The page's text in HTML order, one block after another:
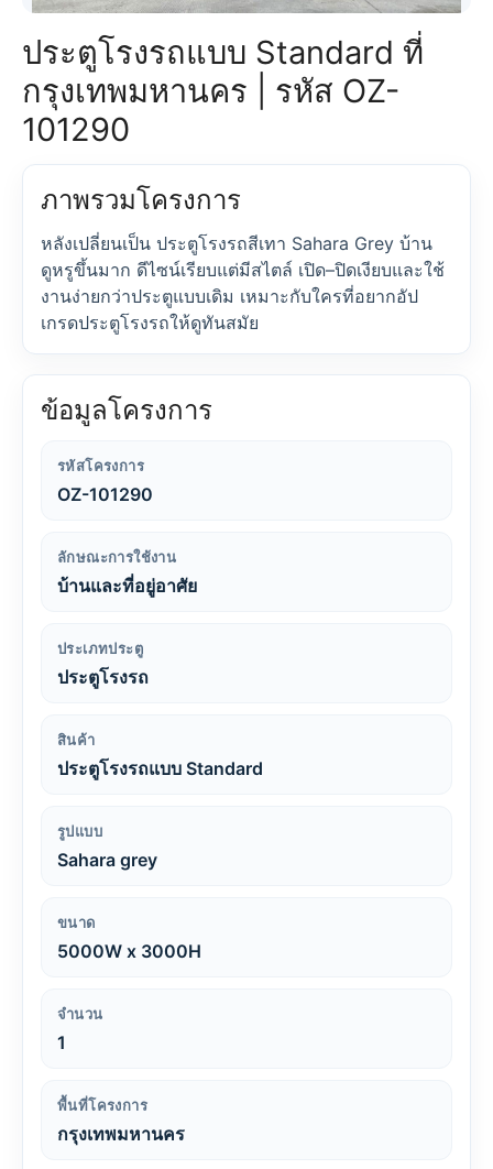
ประตูโรงรถแบบ Standard ที่
กรุงเทพมหานคร | รหัส OZ-
101290
ภาพรวมโครงการ
หลังเปลี่ยนเป็น ประตูโรงรถสีเทา Sahara Grey บ้าน
ดูหรูขึ้นมาก ดีไซน์เรียบแต่มีสไตล์ เปิด–ปิดเงียบและใช้
งานง่ายกว่าประตูแบบเดิม เหมาะกับใครที่อยากอัป
เกรดประตูโรงรถให้ดูทันสมัย
ข้อมูลโครงการ
รหัสโครงการ
OZ-101290
ลักษณะการใช้งาน
บ้านและที่อยู่อาศัย
ประเภทประตู
ประตูโรงรถ
สินค้า
ประตูโรงรถแบบ Standard
รูปแบบ
Sahara grey
ขนาด
5000W x 3000H
จำนวน
1
พื้นที่โครงการ
กรุงเทพมหานคร